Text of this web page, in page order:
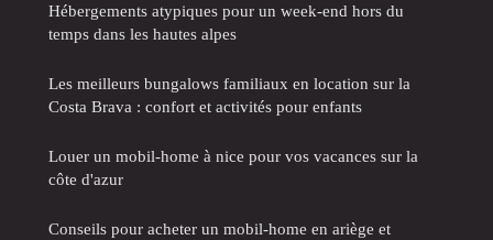
Hébergements atypiques pour un week-end hors du
temps dans les hautes alpes
Les meilleurs bungalows familiaux en location sur la
Costa Brava : confort et activités pour enfants
Louer un mobil-home à nice pour vos vacances sur la
côte d'azur
Conseils pour acheter un mobil-home en ariège et